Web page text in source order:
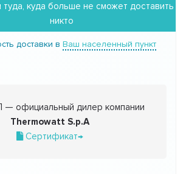
куда больше не сможет доставить
никто
доставки в Ваш населенный пункт
— официальный дилер компании
Thermowatt S.p.A
Сертификат→